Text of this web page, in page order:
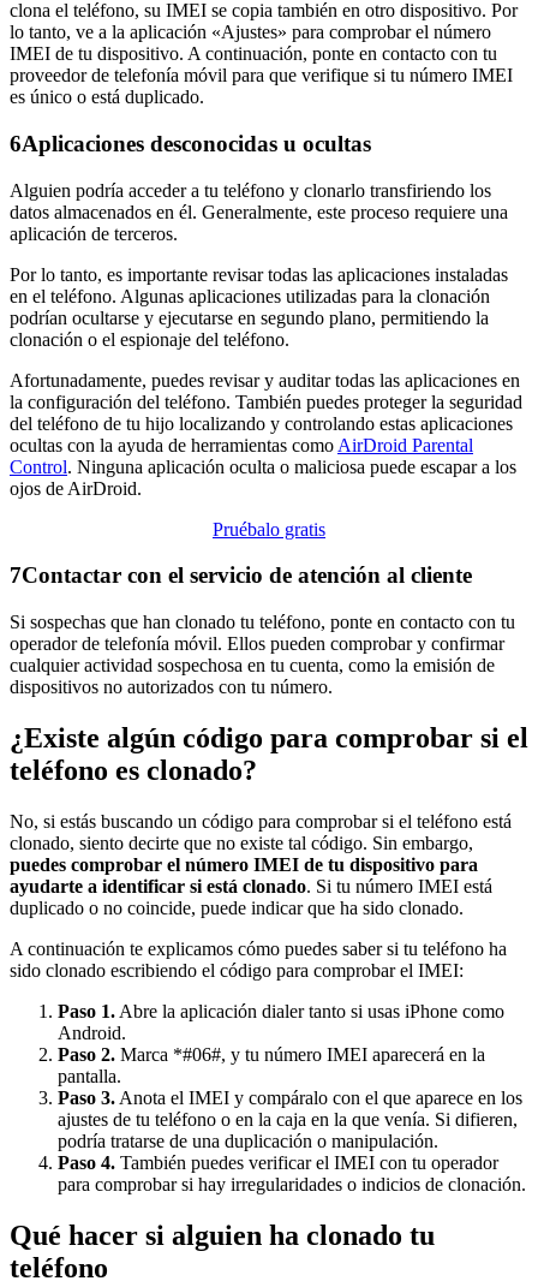
clona el teléfono, su IMEI se copia también en otro dispositivo. Por
lo tanto, ve a la aplicación «Ajustes» para comprobar el número
IMEI de tu dispositivo. A continuación, ponte en contacto con tu
proveedor de telefonía móvil para que verifique si tu número IMEI
es único o está duplicado.
6Aplicaciones desconocidas u ocultas
Alguien podría acceder a tu teléfono y clonarlo transfiriendo los
datos almacenados en él. Generalmente, este proceso requiere una
aplicación de terceros.
Por lo tanto, es importante revisar todas las aplicaciones instaladas
en el teléfono. Algunas aplicaciones utilizadas para la clonación
podrían ocultarse y ejecutarse en segundo plano, permitiendo la
clonación o el espionaje del teléfono.
Afortunadamente, puedes revisar y auditar todas las aplicaciones en
la configuración del teléfono. También puedes proteger la seguridad
del teléfono de tu hijo localizando y controlando estas aplicaciones
ocultas con la ayuda de herramientas como AirDroid Parental
Control. Ninguna aplicación oculta o maliciosa puede escapar a los
ojos de AirDroid.
Pruébalo gratis
7Contactar con el servicio de atención al cliente
Si sospechas que han clonado tu teléfono, ponte en contacto con tu
operador de telefonía móvil. Ellos pueden comprobar y confirmar
cualquier actividad sospechosa en tu cuenta, como la emisión de
dispositivos no autorizados con tu número.
¿Existe algún código para comprobar si el
teléfono es clonado?
No, si estás buscando un código para comprobar si el teléfono está
clonado, siento decirte que no existe tal código. Sin embargo,
puedes comprobar el número IMEI de tu dispositivo para
ayudarte a identificar si está clonado. Si tu número IMEI está
duplicado o no coincide, puede indicar que ha sido clonado.
A continuación te explicamos cómo puedes saber si tu teléfono ha
sido clonado escribiendo el código para comprobar el IMEI:
Paso 1. Abre la aplicación dialer tanto si usas iPhone como
Android.
Paso 2. Marca *#06#, y tu número IMEI aparecerá en la
pantalla.
Paso 3. Anota el IMEI y compáralo con el que aparece en los
ajustes de tu teléfono o en la caja en la que venía. Si difieren,
podría tratarse de una duplicación o manipulación.
Paso 4. También puedes verificar el IMEI con tu operador
para comprobar si hay irregularidades o indicios de clonación.
Qué hacer si alguien ha clonado tu
teléfono